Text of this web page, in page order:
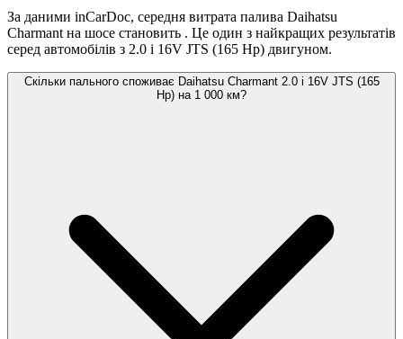
За даними inCarDoc, середня витрата палива Daihatsu
Charmant на шосе становить . Це один з найкращих результатів
серед автомобілів з 2.0 i 16V JTS (165 Hp) двигуном.
Скільки пального споживає Daihatsu Charmant 2.0 i 16V JTS (165
Hp) на 1 000 км?